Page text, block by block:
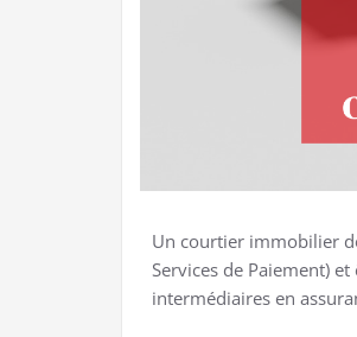
Un courtier immobilier
Services de Paiement)
intermédiaires en